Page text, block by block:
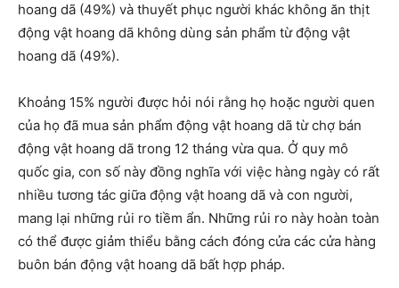
hoang dã (49%) và thuyết phục người khác không ăn thịt
động vật hoang dã không dùng sản phẩm từ động vật
hoang dã (49%).
Khoảng 15% người được hỏi nói rằng họ hoặc người quen
của họ đã mua sản phẩm động vật hoang dã từ chợ bán
động vật hoang dã trong 12 tháng vừa qua. Ở quy mô
quốc gia, con số này đồng nghĩa với việc hàng ngày có rất
nhiều tương tác giữa động vật hoang dã và con người,
mang lại những rủi ro tiềm ẩn. Những rủi ro này hoàn toàn
có thể được giảm thiểu bằng cách đóng cửa các cửa hàng
buôn bán động vật hoang dã bất hợp pháp.